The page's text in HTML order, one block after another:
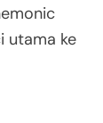
utama ke